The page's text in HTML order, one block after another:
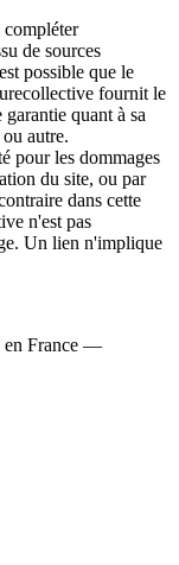
compléter
de sources
possible que le
fournit le
quant à sa
autre.
pour les dommages
du site, ou par
dans cette
n'est pas
Un lien n'implique
en France —